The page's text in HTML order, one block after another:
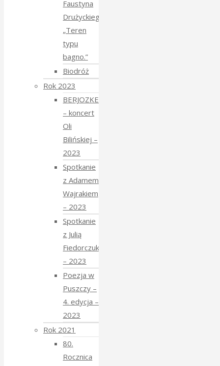
Faustyna
Drużyckiego
„Teren
typu
bagno.”
Biodróż
Rok 2023
BERJOZKELE
– koncert
Oli
Bilińskiej –
2023
Spotkanie
z Adamem
Wajrakiem
– 2023
Spotkanie
z Julią
Fiedorczuk
– 2023
Poezja w
Puszczy –
4. edycja –
2023
Rok 2021
80.
Rocznica